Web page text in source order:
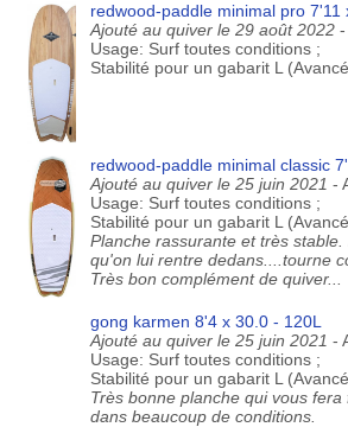
redwood-paddle minimal pro 7'11
Ajouté au quiver le 29 août 2022
Usage: Surf toutes conditions ;
Stabilité pour un gabarit L
redwood-paddle minimal classic
Ajouté au quiver le 25 juin 2021 -
Usage: Surf toutes conditions ;
Stabilité pour un gabarit L
Planche rassurante et très
qu'on lui rentre dedans....tourne
Très bon complément de quiver...
gong karmen 8'4 x 30.0 - 120L
Ajouté au quiver le 25 juin 2021 -
Usage: Surf toutes conditions ;
Stabilité pour un gabarit L
Très bonne planche qui vous
dans beaucoup de conditions.